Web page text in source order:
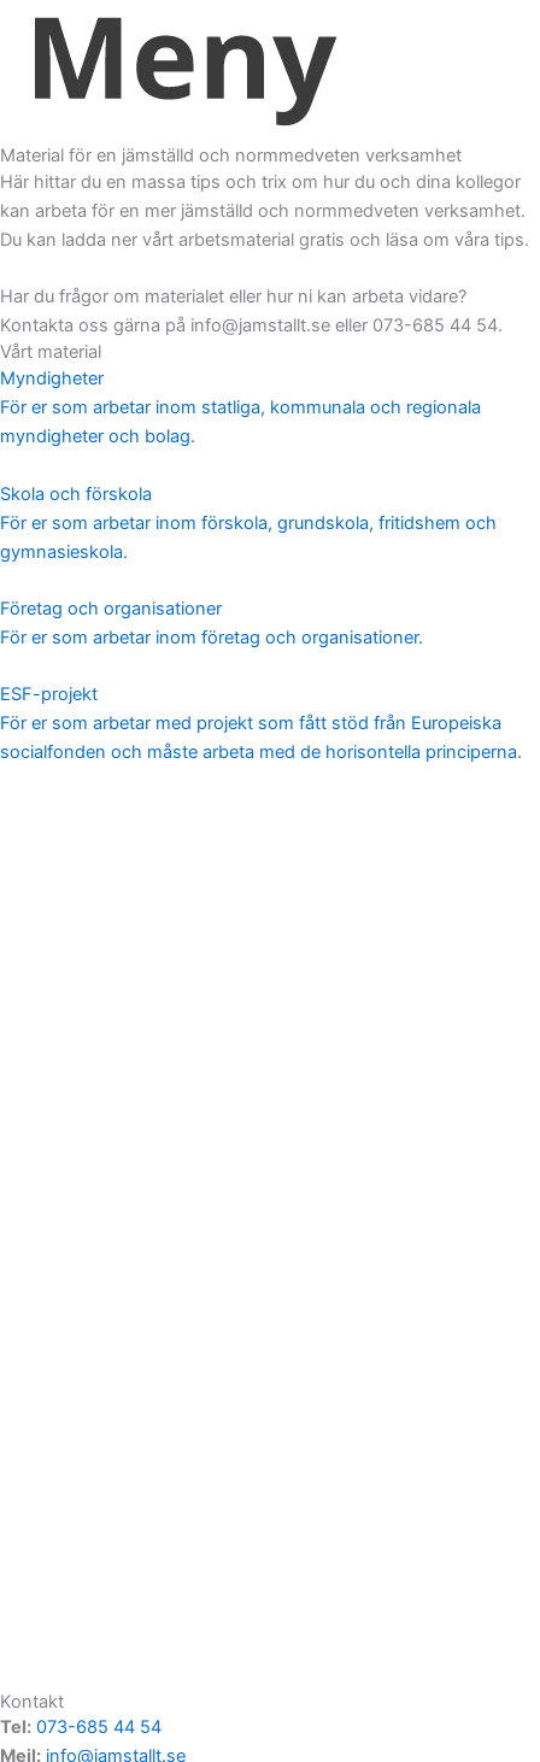
Material för en jämställd och normmedveten verksamhet
Här hittar du en massa tips och trix om hur du och dina kollegor
kan arbeta för en mer jämställd och normmedveten verksamhet.
Du kan ladda ner vårt arbetsmaterial gratis och läsa om våra tips.
Har du frågor om materialet eller hur ni kan arbeta vidare?
Kontakta oss gärna på info@jamstallt.se eller 073-685 44 54.
Vårt material
Myndigheter
För er som arbetar inom statliga, kommunala och regionala
myndigheter och bolag.
Skola och förskola
För er som arbetar inom förskola, grundskola, fritidshem och
gymnasieskola.
Företag och organisationer
För er som arbetar inom företag och organisationer.
ESF-projekt
För er som arbetar med projekt som fått stöd från Europeiska
socialfonden och måste arbeta med de horisontella principerna.
Kontakt
Tel: 073-685 44 54
Mejl: info@jamstallt.se